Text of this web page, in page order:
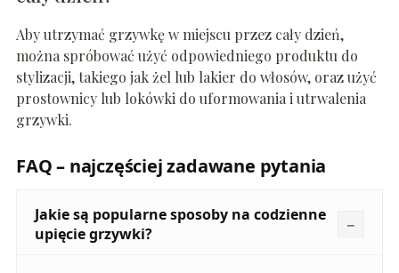
Aby utrzymać grzywkę w miejscu przez cały dzień,
można spróbować użyć odpowiedniego produktu do
stylizacji, takiego jak żel lub lakier do włosów, oraz użyć
prostownicy lub lokówki do uformowania i utrwalenia
grzywki.
FAQ – najczęściej zadawane pytania
Jakie są popularne sposoby na codzienne
upięcie grzywki?